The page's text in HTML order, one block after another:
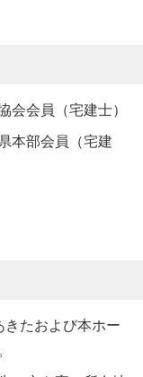
会会員（宅建士）
本部会員（宅建
きたおよび本ホー